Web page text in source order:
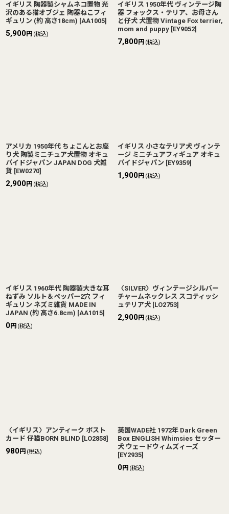
イギリス 陶器製シャムネコ置物 光
沢のある猫オブジェ 陶器ねこフィ
ギュリン (約 高さ18cm) [AA1005]
5,900円 (税込)
イギリス 1950年代 ヴィンテージ陶
器 フォックス・テリア、お母さん
と仔犬 犬置物 Vintage Fox terrier,
mom and puppy [EY9052]
7,800円 (税込)
アメリカ 1950年代 ちょこんとお座
り犬 陶製ミニチュア犬置物 オキュ
パイドジャパン JAPAN DOG 犬雑
貨 [EW0270]
2,900円 (税込)
イギリス 小さなテリア犬 ヴィンテ
ージ ミニチュアフィギュア オキュ
パイドジャパン [EY9359]
1,900円 (税込)
イギリス 1960年代 陶器製大きな耳
ねずみ ソルト＆ペッパー2穴 フィ
ギュリン ネズミ雑貨 MADE IN
JAPAN (約 高さ6.8cm) [AA1015]
0円 (税込)
〈SILVER〉ヴィンテージシルバー
チャームネックレス スコティッシ
ュテリア犬 [LO2753]
2,900円 (税込)
〈イギリス〉アンティーク ポスト
カード 仔猫BORN BLIND [LO2858]
980円 (税込)
英国WADE社 1972年 Dark Green
Box ENGLISH Whimsies セッター
犬 ウェードウィムズィーズ
[EY2935]
0円 (税込)